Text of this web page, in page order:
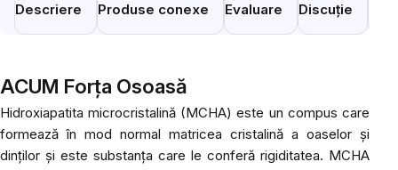
Descriere Produse conexe Evaluare Discuție
ACUM Forța Osoasă
Hidroxiapatita microcristalină (MCHA) este un compus care
formează în mod normal matricea cristalină a oaselor și
dinților și este substanța care le conferă rigiditatea. MCHA